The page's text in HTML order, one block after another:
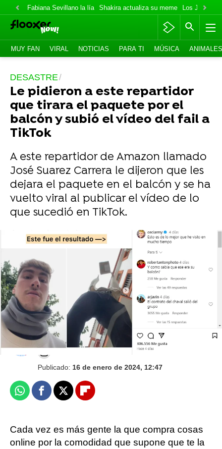
Fabiana Sevillano la lía Shakira actualiza su meme Los Jonas
MUY FAN VIRAL NOTICIAS PARA TI MÚSICA ANIMALES
DESASTRE
Le pidieron a este repartidor
que tirara el paquete por el
balcón y subió el vídeo del fail a
TikTok
A este repartidor de Amazon llamado
José Suarez Carrera le dijeron que les
dejara el paquete en el balcón y se ha
vuelto viral al publicar el vídeo de lo
que sucedió en TikTok.
Sale una cucaracha al cerrarse la puerta del
ascensor y el desternillante vídeo revienta
TikTok
Juan Ceñal
Publicado: 16 de enero de 2024, 12:47
WhatsappFacebook
X Flipboard
Cada vez es más gente la que compra cosas
online por la comodidad que supone que te la